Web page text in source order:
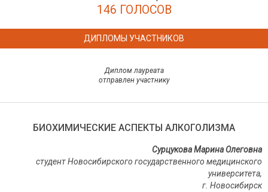
146 ГОЛОСОВ
ДИПЛОМЫ УЧАСТНИКОВ
Диплом лауреата
отправлен участнику
БИОХИМИЧЕСКИЕ АСПЕКТЫ АЛКОГОЛИЗМА
Сурцукова Марина Олеговна
студент Новосибирского государственного медицинского
университета,
г. Новосибирск